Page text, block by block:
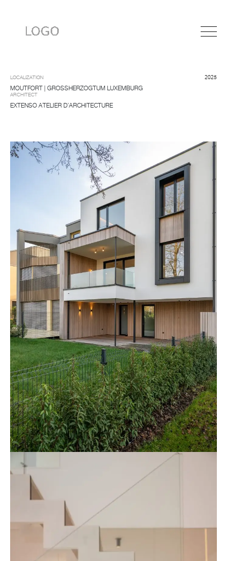
LOCALIZATION
MOUTFORT | GROSSHERZOGTUM LUXEMBURG
2025
ARCHITECT
EXTENSO ATELIER D’ARCHITECTURE